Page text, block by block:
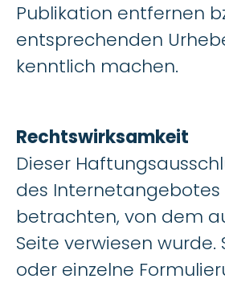
Publikation entfernen
entsprechenden
kenntlich machen.
Rechtswirksamkeit
Dieser
des Internetangebotes
betrachten, von dem
Seite verwiesen wurde.
oder einzelne